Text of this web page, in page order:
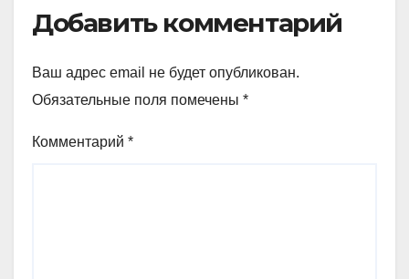
Добавить комментарий
Ваш адрес email не будет опубликован.
Обязательные поля помечены *
Комментарий *